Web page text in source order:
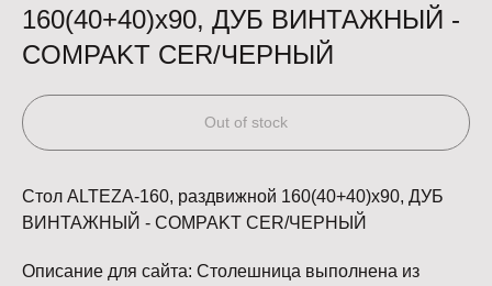
160(40+40)x90, ДУБ ВИНТАЖНЫЙ -
COMPAKT CER/ЧЕРНЫЙ
Out of stock
Стол ALTEZA-160, раздвижной 160(40+40)x90, ДУБ
ВИНТАЖНЫЙ - COMPAKT CER/ЧЕРНЫЙ
Описание для сайта: Столешница выполнена из